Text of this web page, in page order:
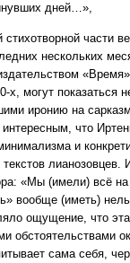
дней…»,
части
нескольких
х, могут показаться
иронию на
что
и
лианозовцев.
«Мы (имели) всё
вообще (иметь)
ощущение, что
обстоятельствами
сама себя,